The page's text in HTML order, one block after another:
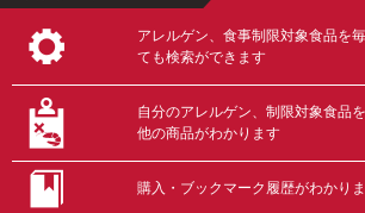
アレルゲン、食事制限対象食品を
ても検索ができます
自分のアレルゲン、制限対象食品
他の商品がわかります
購入・ブックマーク履歴がわかり